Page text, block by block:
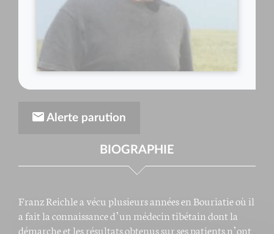
Alerte parution
BIOGRAPHIE
Franz Reichle a vécu plusieurs années en Bouriatie où il
a fait la connaissance d’un médecin tibétain dont la
démarche et les résultats obtenus sur ses patients n’ont